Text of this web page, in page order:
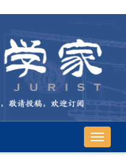
导
航